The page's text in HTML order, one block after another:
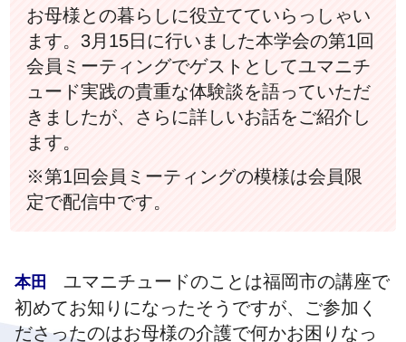
お母様との暮らしに役立てていらっしゃい
ます。3月15日に行いました本学会の第1回
会員ミーティングでゲストとしてユマニチ
ュード実践の貴重な体験談を語っていただ
きましたが、さらに詳しいお話をご紹介し
ます。
※第1回会員ミーティングの模様は会員限
定で配信中です。
本田ユマニチュードのことは福岡市の講座で
初めてお知りになったそうですが、ご参加く
ださったのはお母様の介護で何かお困りなっ